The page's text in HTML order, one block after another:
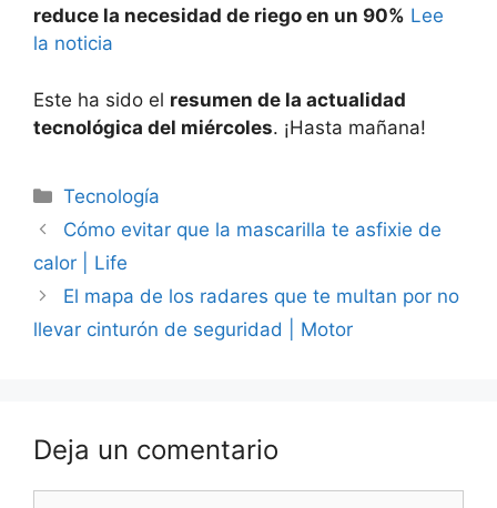
reduce la necesidad de riego en un 90% Lee
la noticia
Este ha sido el resumen de la actualidad
tecnológica del miércoles. ¡Hasta mañana!
Categorías
Tecnología
Cómo evitar que la mascarilla te asfixie de
calor | Life
El mapa de los radares que te multan por no
llevar cinturón de seguridad | Motor
Deja un comentario